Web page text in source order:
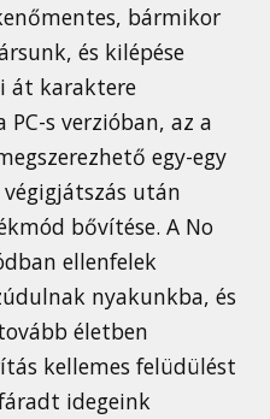
bármikor
és kilépése
át karaktere
s verzióban, az a
egy-egy
után
bővítése. A No
ellenfelek
nyakunkba, és
életben
kellemes felüdülést
idegeink